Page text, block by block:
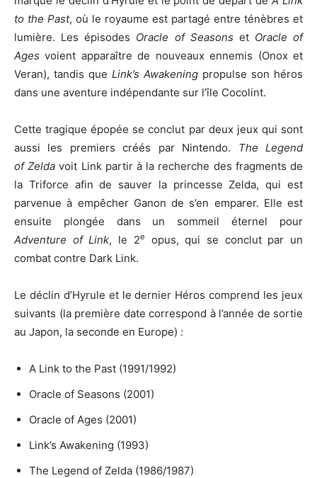
to the Past, où le royaume est partagé entre ténèbres et
lumière. Les épisodes Oracle of Seasons et Oracle of
Ages voient apparaître de nouveaux ennemis (Onox et
Veran), tandis que Link’s Awakening propulse son héros
dans une aventure indépendante sur l’île Cocolint.
Cette tragique épopée se conclut par deux jeux qui sont
aussi les premiers créés par Nintendo. The Legend
of Zelda voit Link partir à la recherche des fragments de
la Triforce afin de sauver la princesse Zelda, qui est
parvenue à empêcher Ganon de s’en emparer. Elle est
ensuite plongée dans un sommeil éternel pour
Adventure of Link, le 2e
opus, qui se conclut par un
combat contre Dark Link.
Le déclin d’Hyrule et le dernier Héros comprend les jeux
suivants (la première date correspond à l’année de sortie
au Japon, la seconde en Europe) :
A Link to the Past (1991/1992)
Oracle of Seasons (2001)
Oracle of Ages (2001)
Link’s Awakening (1993)
The Legend of Zelda (1986/1987)